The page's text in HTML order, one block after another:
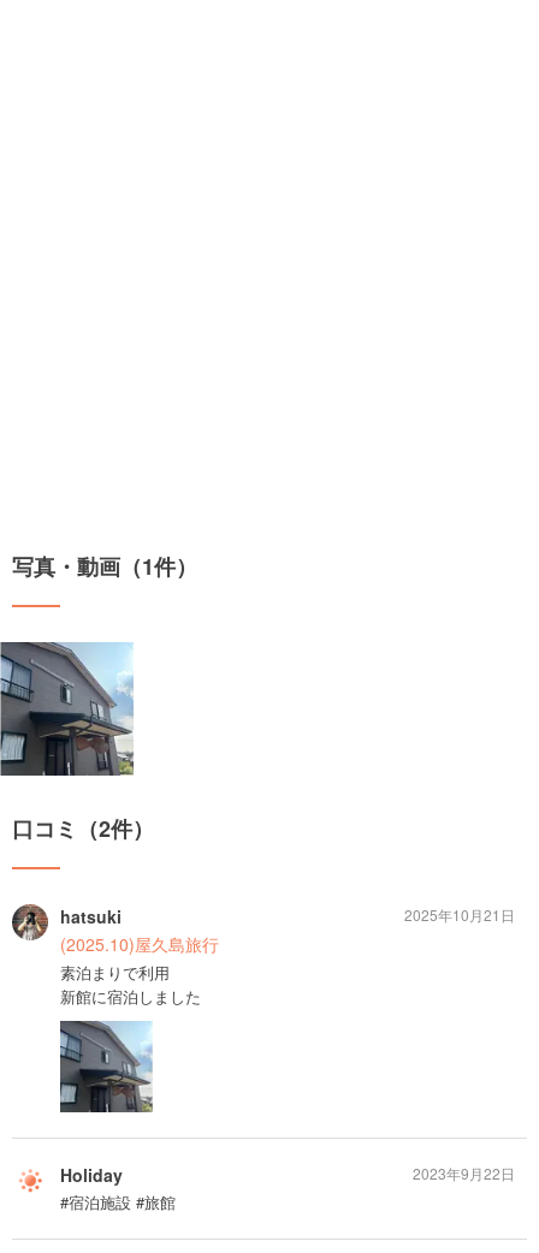
写真・動画（1件）
口コミ（2件）
hatsuki
(2025.10)屋久島旅行
素泊まりで利用
新館に宿泊しました
2025年10月21日
Holiday
#宿泊施設 #旅館
2023年9月22日